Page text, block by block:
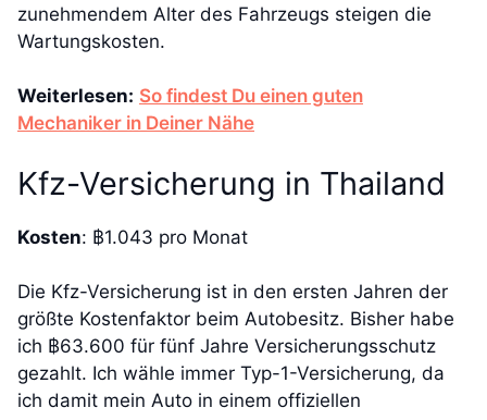
zunehmendem Alter des Fahrzeugs steigen die
Wartungskosten.
Weiterlesen: So findest Du einen guten
Mechaniker in Deiner Nähe
Kfz-Versicherung in Thailand
Kosten: ฿1.043 pro Monat
Die Kfz-Versicherung ist in den ersten Jahren der
größte Kostenfaktor beim Autobesitz. Bisher habe
ich ฿63.600 für fünf Jahre Versicherungsschutz
gezahlt. Ich wähle immer Typ-1-Versicherung, da
ich damit mein Auto in einem offiziellen